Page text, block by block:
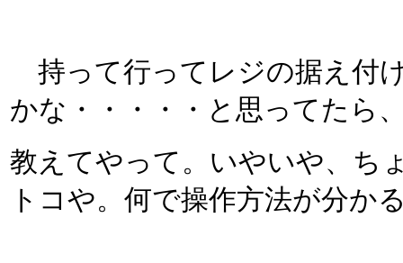
持って行ってレジの据え付
かな・・・・・と思ってたら
教えてやって。いやいや、ち
トコや。何で操作方法が分か